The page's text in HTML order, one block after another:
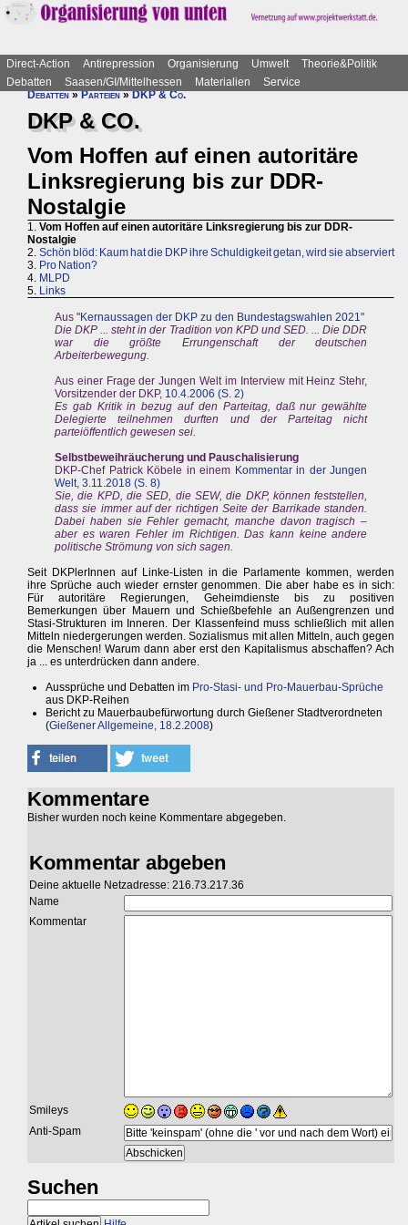
Direct-Action Antirepression Organisierung Umwelt
Theorie&Politik
Debatten
Saasen/GI/Mittelhessen Materialien
Service
Debatten»Parteien»DKP & Co.
DKP & CO.
Vom Hoffen auf einen autoritäre
Linksregierung bis zur DDR-
Nostalgie
1. Vom Hoffen auf einen autoritäre Linksregierung bis zur DDR-
Nostalgie
2. Schön blöd: Kaum hat die DKP ihre Schuldigkeit getan, wird sie abserviert
3. Pro Nation?
4. MLPD
5. Links
Aus "Kernaussagen der DKP zu den Bundestagswahlen 2021"
Die DKP ... steht in der Tradition von KPD und SED. ... Die DDR
war die größte Errungenschaft der deutschen
Arbeiterbewegung.
Aus einer Frage der Jungen Welt im Interview mit Heinz Stehr,
Vorsitzender der DKP, 10.4.2006 (S. 2)
Es gab Kritik in bezug auf den Parteitag, daß nur gewählte
Delegierte teilnehmen durften und der Parteitag nicht
parteiöffentlich gewesen sei.
Selbstbeweihräucherung und Pauschalisierung
DKP-Chef Patrick Köbele in einem Kommentar in der Jungen
Welt, 3.11.2018 (S. 8)
Sie, die KPD, die SED, die SEW, die DKP, können feststellen,
dass sie immer auf der richtigen Seite der Barrikade standen.
Dabei haben sie Fehler gemacht, manche davon tragisch –
aber es waren Fehler im Richtigen. Das kann keine andere
politische Strömung von sich sagen.
Seit DKPlerInnen auf Linke-Listen in die Parlamente kommen, werden
ihre Sprüche auch wieder ernster genommen. Die aber habe es in sich:
Für autoritäre Regierungen, Geheimdienste bis zu positiven
Bemerkungen über Mauern und Schießbefehle an Außengrenzen und
Stasi-Strukturen im Inneren. Der Klassenfeind muss schließlich mit allen
Mitteln niedergerungen werden. Sozialismus mit allen Mitteln, auch gegen
die Menschen! Warum dann aber erst den Kapitalismus abschaffen? Ach
ja ... es unterdrücken dann andere.
Aussprüche und Debatten im Pro-Stasi- und Pro-Mauerbau-Sprüche
aus DKP-Reihen
Bericht zu Mauerbaubefürwortung durch Gießener Stadtverordneten
(Gießener Allgemeine, 18.2.2008)
Kommentare
Bisher wurden noch keine Kommentare abgegeben.
Kommentar abgeben
Deine aktuelle Netzadresse: 216.73.217.36
Name
Kommentar
Smileys
Anti-Spam
Suchen